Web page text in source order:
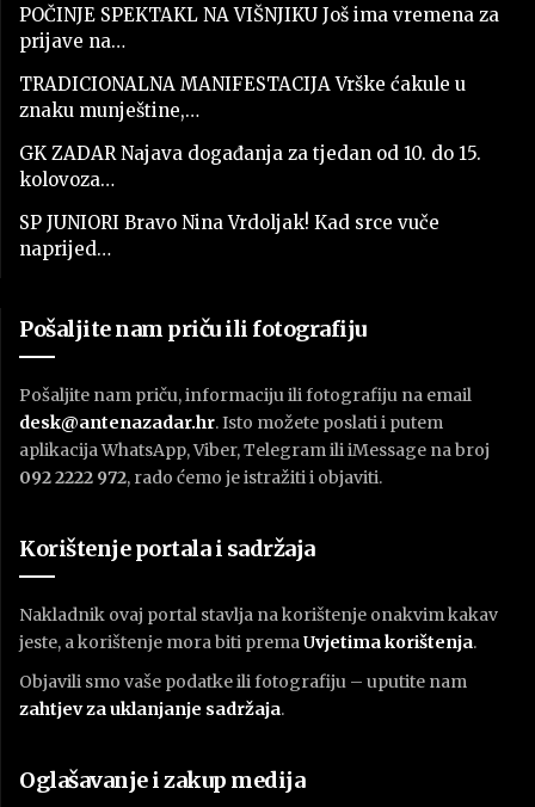
POČINJE SPEKTAKL NA VIŠNJIKU Još ima vremena za
prijave na…
TRADICIONALNA MANIFESTACIJA Vrške ćakule u
znaku munještine,…
GK ZADAR Najava događanja za tjedan od 10. do 15.
kolovoza…
SP JUNIORI Bravo Nina Vrdoljak! Kad srce vuče
naprijed…
Pošaljite nam priču ili fotografiju
Pošaljite nam priču, informaciju ili fotografiju na email
desk@antenazadar.hr. Isto možete poslati i putem
aplikacija WhatsApp, Viber, Telegram ili iMessage na broj
092 2222 972, rado ćemo je istražiti i objaviti.
Korištenje portala i sadržaja
Nakladnik ovaj portal stavlja na korištenje onakvim kakav
jeste, a korištenje mora biti prema Uvjetima korištenja.
Objavili smo vaše podatke ili fotografiju – uputite nam
zahtjev za uklanjanje sadržaja.
Oglašavanje i zakup medija